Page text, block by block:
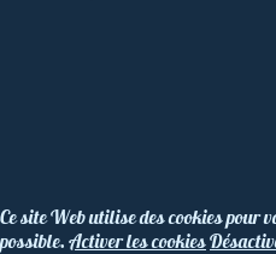
Ce site Web utilise des cookies pour
possible. Activer les cookies